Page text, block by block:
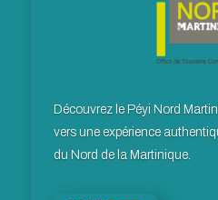
Découvrez le Péyi Nord
vers une expérience
du Nord de la Martinique.